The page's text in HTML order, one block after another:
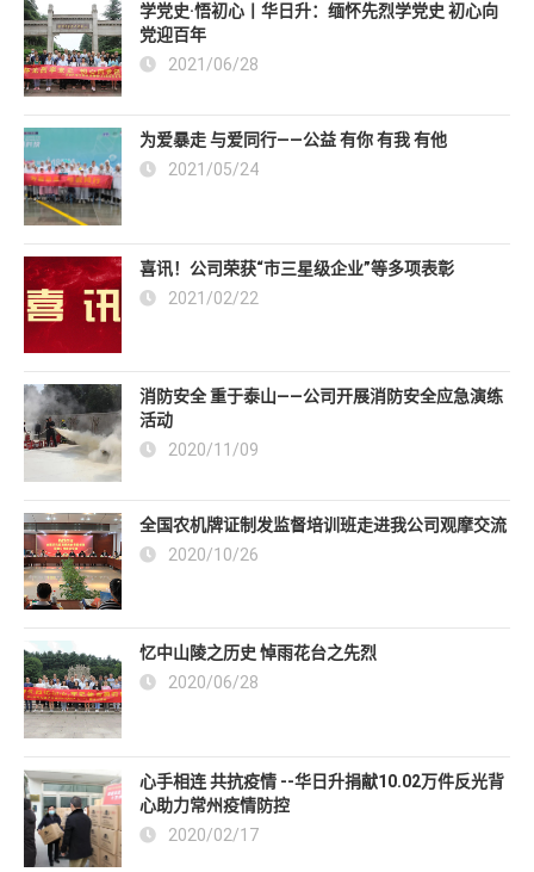
学党史·悟初心丨华日升：缅怀先烈学党史 初心向
党迎百年
2021/06/28
为爱暴走 与爱同行——公益 有你 有我 有他
2021/05/24
喜讯！公司荣获“市三星级企业”等多项表彰
2021/02/22
消防安全 重于泰山——公司开展消防安全应急演练
活动
2020/11/09
全国农机牌证制发监督培训班走进我公司观摩交流
2020/10/26
忆中山陵之历史 悼雨花台之先烈
2020/06/28
心手相连 共抗疫情 --华日升捐献10.02万件反光背
心助力常州疫情防控
2020/02/17